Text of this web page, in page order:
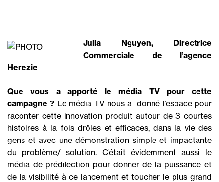
Julia Nguyen, Directrice
Commerciale de l’agence
Herezie
Que vous a apporté le média TV pour cette
campagne ? Le média TV nous a donné l’espace pour
raconter cette innovation produit autour de 3 courtes
histoires à la fois drôles et efficaces, dans la vie des
gens et avec une démonstration simple et impactante
du problème/ solution. C’était évidemment aussi le
média de prédilection pour donner de la puissance et
de la visibilité à ce lancement et toucher le plus grand